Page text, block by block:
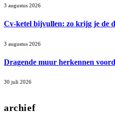
3 augustus 2026
Cv-ketel bijvullen: zo krijg je de
3 augustus 2026
Dragende muur herkennen
30 juli 2026
archief